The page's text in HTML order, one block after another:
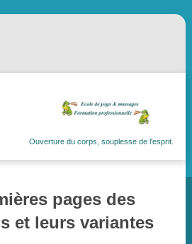
Ouverture du corps, souplesse de l'esprit.
pages des
et leurs variantes